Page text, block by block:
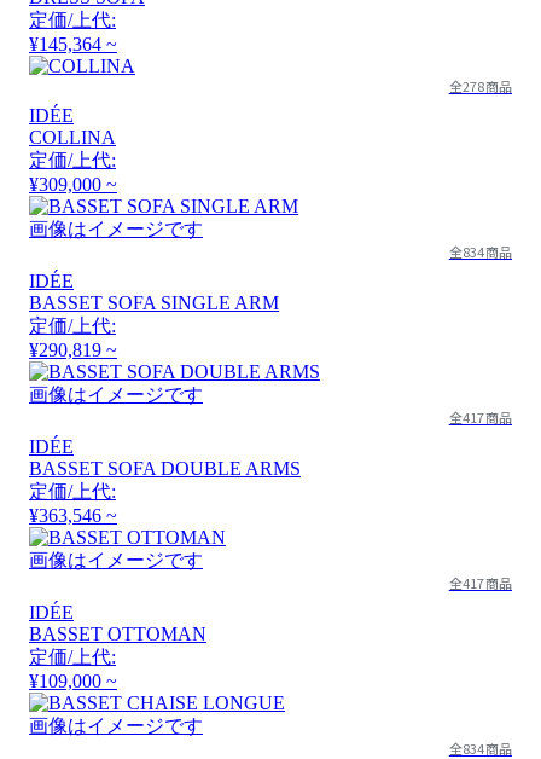
定価/上代:
¥145,364 ~
全278商品
IDÉE
COLLINA
定価/上代:
¥309,000 ~
画像はイメージです
全834商品
IDÉE
BASSET SOFA SINGLE ARM
定価/上代:
¥290,819 ~
画像はイメージです
全417商品
IDÉE
BASSET SOFA DOUBLE ARMS
定価/上代:
¥363,546 ~
画像はイメージです
全417商品
IDÉE
BASSET OTTOMAN
定価/上代:
¥109,000 ~
画像はイメージです
全834商品